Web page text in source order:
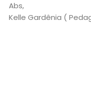
Abs,
Kelle Gardênia (